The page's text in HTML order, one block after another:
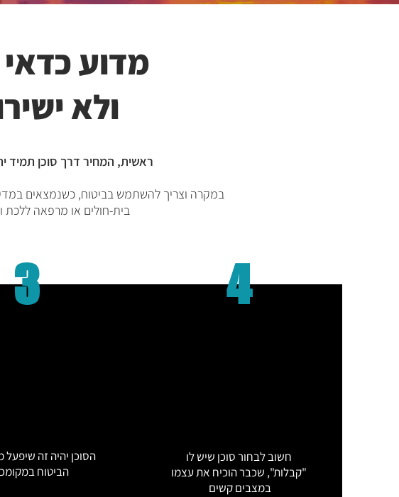
מדוע כדאי
ולא
ראשית, המחיר דרך סוכן תמיד
במקרה וצריך להשתמש בביטוח, כשנמצאים
בית-חולים או מרפאה ללכת
3
הסוכן יהיה זה
הביטוח
4
חשוב לבחור סוכן שיש לו
"קבלות", שכבר הוכיח את עצמו
במצבים קשים